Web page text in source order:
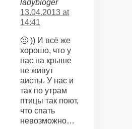
ladybloger
13.04.2013 at
14:41
🙂 )) И всё же
хорошо, что у
нас на крыше
не живут
аисты. У нас и
так по утрам
птицы так поют,
что спать
невозможно…